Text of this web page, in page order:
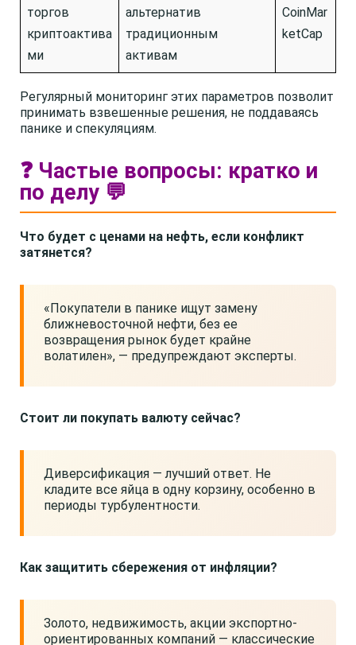
торгов
криптоактива
ми
альтернатив
традиционным
активам
CoinMar
ketCap
Регулярный мониторинг этих параметров позволит
принимать взвешенные решения, не поддаваясь
панике и спекуляциям.
❓ Частые вопросы: кратко и
по делу 💬
Что будет с ценами на нефть, если конфликт
затянется?
«Покупатели в панике ищут замену
ближневосточной нефти, без ее
возвращения рынок будет крайне
волатилен», — предупреждают эксперты.
Стоит ли покупать валюту сейчас?
Диверсификация — лучший ответ. Не
кладите все яйца в одну корзину, особенно в
периоды турбулентности.
Как защитить сбережения от инфляции?
Золото, недвижимость, акции экспортно-
ориентированных компаний — классические